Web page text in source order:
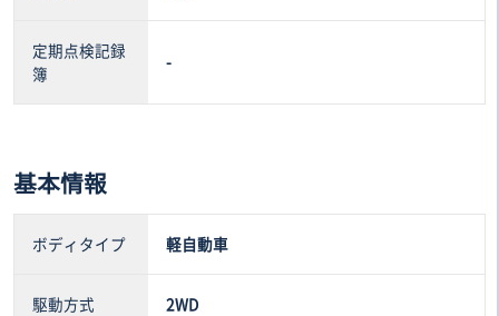
定期点検記録
簿
-
基本情報
ボディタイプ 軽自動車
駆動方式 2WD